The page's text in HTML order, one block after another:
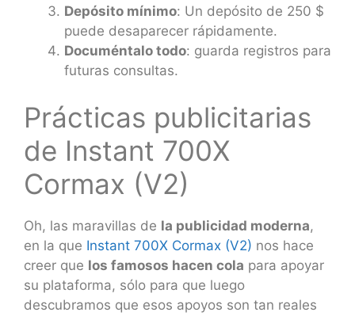
Depósito mínimo: Un depósito de 250 $
puede desaparecer rápidamente.
Documéntalo todo: guarda registros para
futuras consultas.
Prácticas publicitarias
de Instant 700X
Cormax (V2)
Oh, las maravillas de la publicidad moderna,
en la que Instant 700X Cormax (V2) nos hace
creer que los famosos hacen cola para apoyar
su plataforma, sólo para que luego
descubramos que esos apoyos son tan reales